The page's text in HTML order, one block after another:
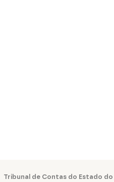
Tribunal de Contas do Estado do